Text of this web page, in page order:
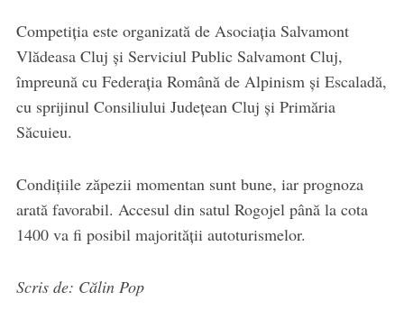
Competiția este organizată de Asociația Salvamont
Vlădeasa Cluj și Serviciul Public Salvamont Cluj,
împreună cu Federația Română de Alpinism și Escaladă,
cu sprijinul Consiliului Județean Cluj și Primăria
Săcuieu.
Condițiile zăpezii momentan sunt bune, iar prognoza
arată favorabil. Accesul din satul Rogojel până la cota
1400 va fi posibil majorității autoturismelor.
Scris de: Călin Pop